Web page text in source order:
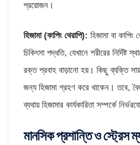
প্রয়োজন।
হিজামা (কাপিং থেরাপি): হিজামা বা কাপিং
চিকিৎসা পদ্ধতি, যেখানে শরীরের নির্দিষ্ট
রক্ত প্রবাহ বাড়ানো হয়। কিছু ব্যক্তি
জন্য হিজামা গ্রহণ করে থাকেন। তবে,
ব্যথায় হিজামার কার্যকারিতা সম্পর্কে
মানসিক প্রশান্তি ও স্ট্রেস